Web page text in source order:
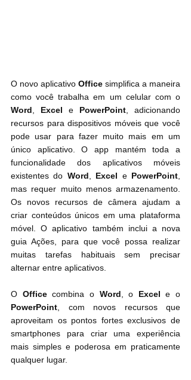
O novo aplicativo Office simplifica a maneira
Word, Excel e PowerPoint, adicionando
recursos para dispositivos móveis que você
pode usar para fazer muito mais em um
único aplicativo. O app mantém toda a
funcionalidade dos aplicativos móveis
existentes do Word, Excel e PowerPoint,
mas requer muito menos armazenamento.
Os novos recursos de câmera ajudam a
criar conteúdos únicos em uma plataforma
móvel. O aplicativo também inclui a nova
guia Ações, para que você possa realizar
muitas tarefas habituais sem precisar
alternar entre aplicativos.
O Office combina o Word, o Excel
PowerPoint, com novos recursos que
aproveitam os pontos fortes exclusivos de
smartphones para criar uma experiência
mais simples e poderosa em praticamente
qualquer lugar.